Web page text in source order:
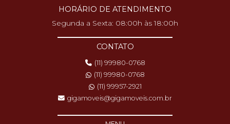
HORÁRIO DE ATENDIMENTO
Segunda a Sexta: 08:00h às 18:00h
CONTATO
(11) 99980-0768
(11) 99980-0768
(11) 99957-2921
gigamoveis@gigamoveis.com.br